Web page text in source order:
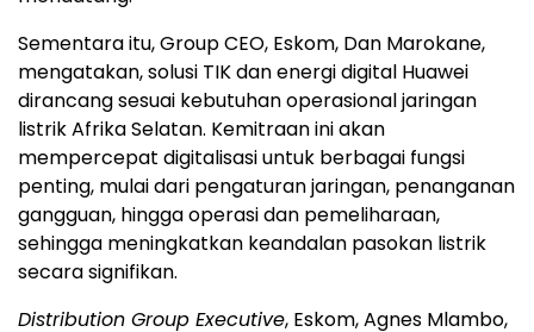
Sementara itu, Group CEO, Eskom, Dan Marokane,
mengatakan, solusi TIK dan energi digital Huawei
dirancang sesuai kebutuhan operasional jaringan
listrik Afrika Selatan. Kemitraan ini akan
mempercepat digitalisasi untuk berbagai fungsi
penting, mulai dari pengaturan jaringan, penanganan
gangguan, hingga operasi dan pemeliharaan,
sehingga meningkatkan keandalan pasokan listrik
secara signifikan.
Distribution Group Executive, Eskom, Agnes Mlambo,